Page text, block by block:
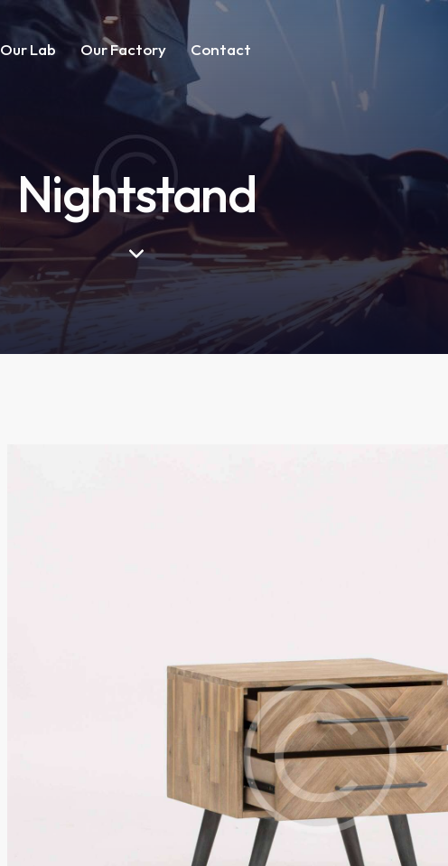
Our Lab Our Factory Contact
Nightstand